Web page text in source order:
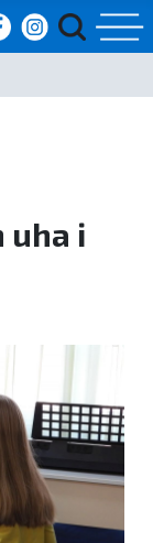
uha i